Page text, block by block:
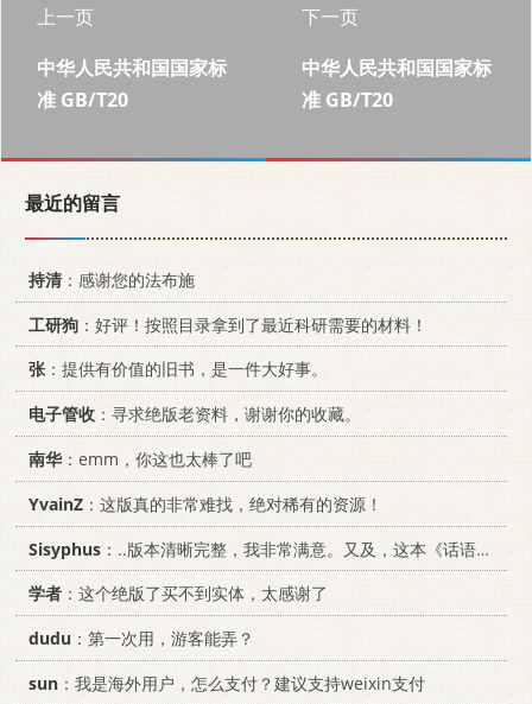
上一页
中华人民共和国国家标
准 GB/T20
下一页
中华人民共和国国家标
准 GB/T20
最近的留言
持清 ：感谢您的法布施
工研狗 ：好评！按照目录拿到了最近科研需要的材料！
张：提供有价值的旧书，是一件大好事。
电子管收 ：寻求绝版老资料，谢谢你的收藏。
南华：emm，你这也太棒了吧
YvainZ ：这版真的非常难找，绝对稀有的资源！
Sisyphus ：..版本清晰完整，我非常满意。又及，这本《话语的真相》...
学者 ：这个绝版了买不到实体，太感谢了
dudu ：第一次用，游客能弄？
sun ：我是海外用户，怎么支付？建议支持weixin支付